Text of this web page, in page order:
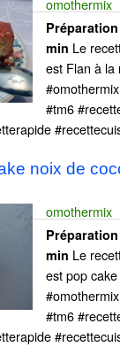
omothermix
min Le
est Flan à la
#tm6
noix de
omothermix
min Le
est pop
#tm6